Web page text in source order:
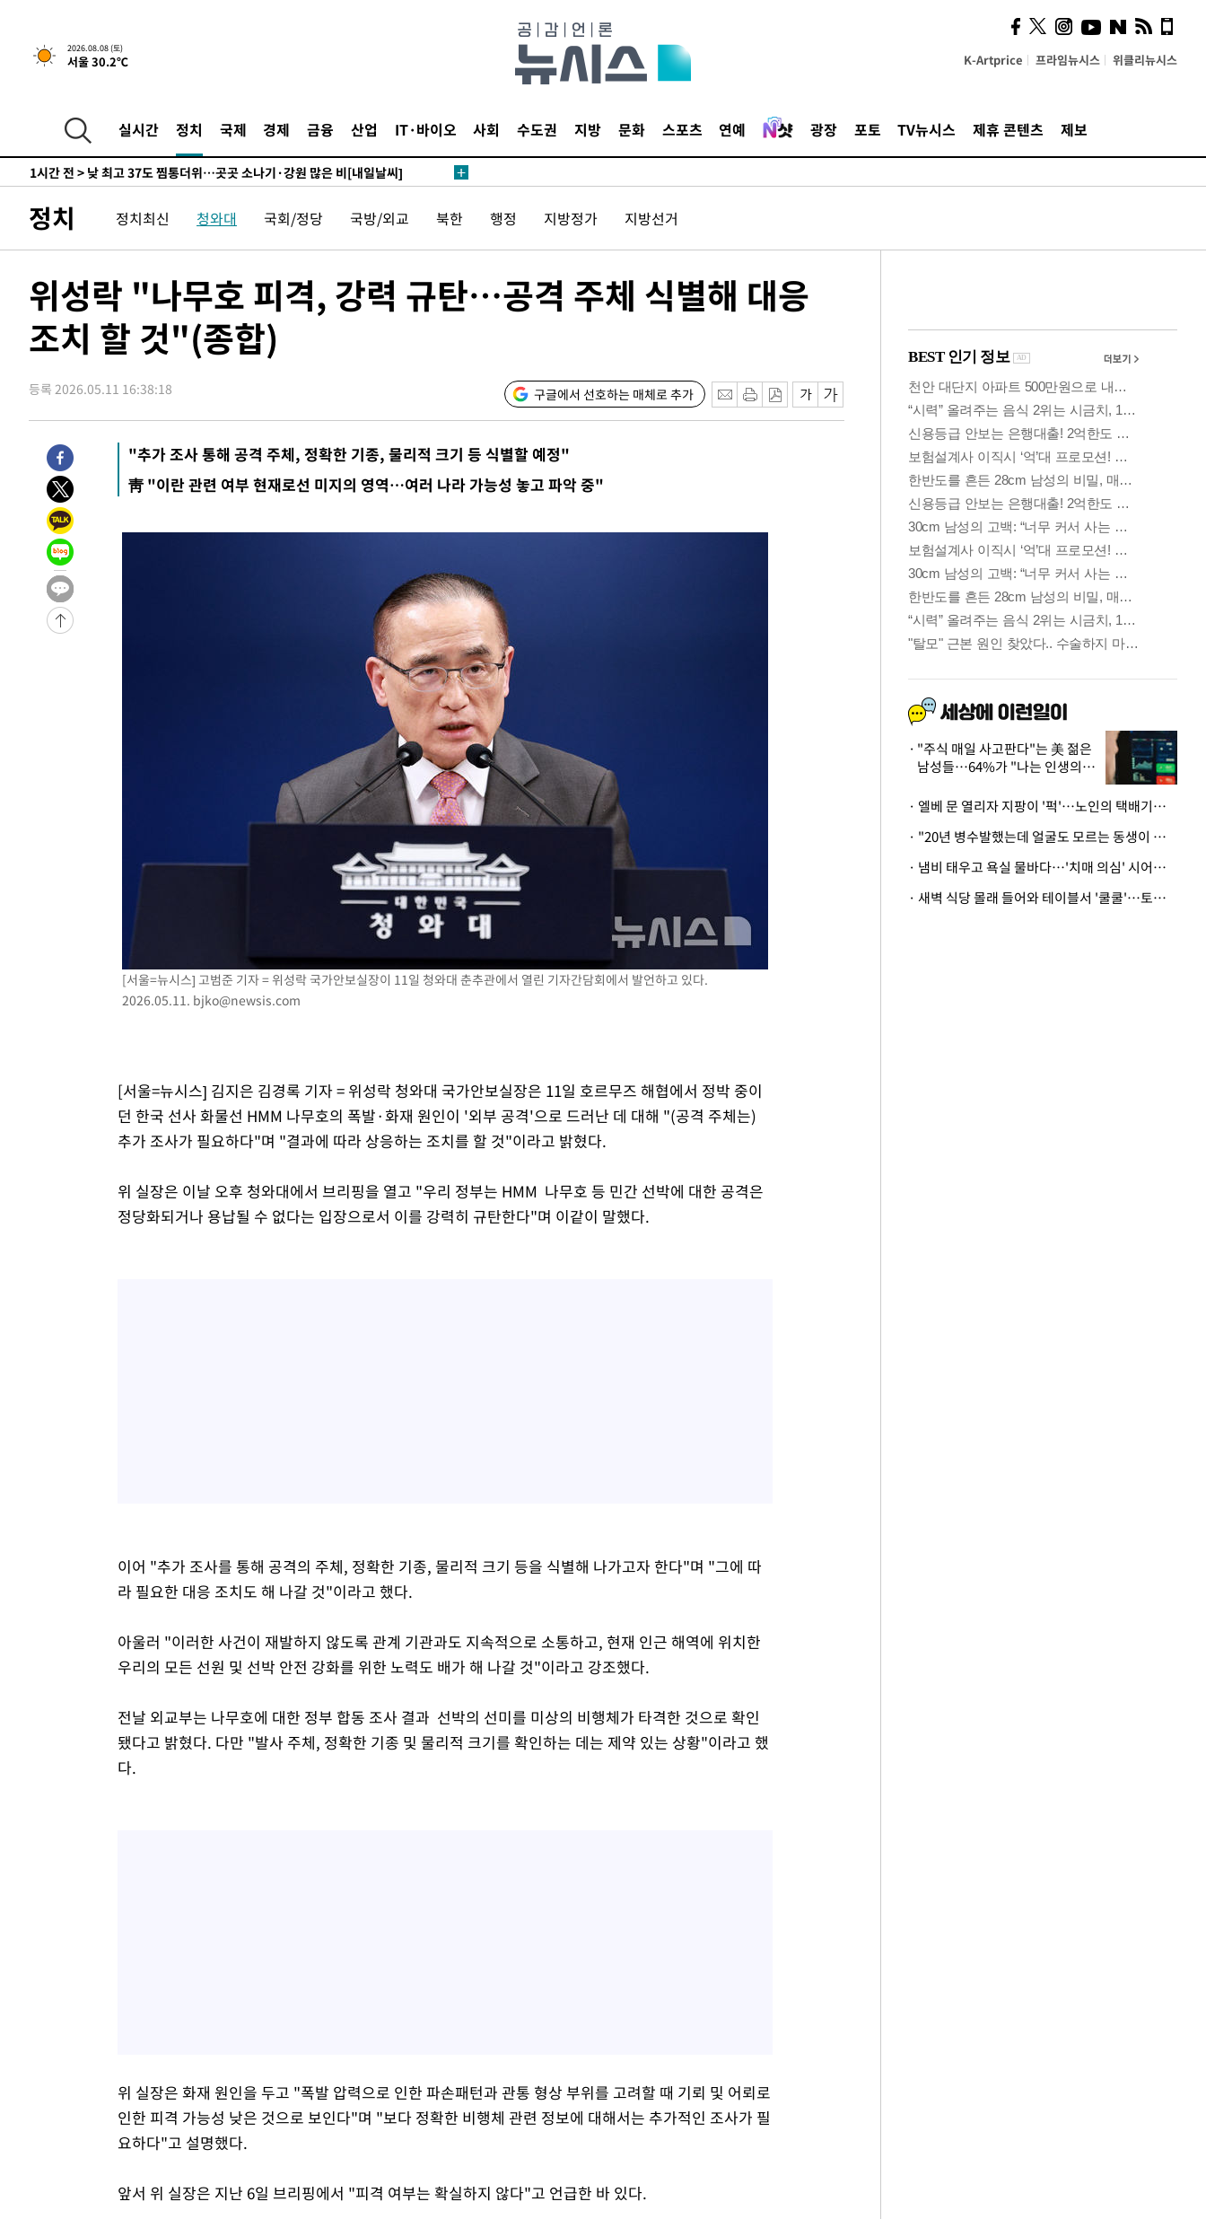
2026.08.08 (토)
서울 30.2℃ K-Artprice 프라임뉴시스 위클리뉴시스
실시간 정치 국제 경제 금융 산업 IT·바이오 사회 수도권 지방 문화 스포츠 연예 광장 포토 TV뉴시스 제휴 콘텐츠 제보
↓-6292초 전 >[속보]이 대통령 "부동산 공급 기존 사고방식 매달리지 말고 과감히
실천"
-5377초 전 >이란, "오만과 '중앙 단일 루트' 합의…북쪽 인바운드·남쪽 아웃바운
51분 전 >[속보]이 대통령, '호우피해' 안동·의성 관할 4개 면 특별재난지역 선포
[단독]중수청 지원 검사들, 정원 초과 시 낮은 계급 임용…희망지 못 갈 수
도
1시간 전 > 낮 최고 37도 찜통더위…곳곳 소나기·강원 많은 비[내일날씨]
2시간 전 >
여자배구 이재영·이다영 자매, 아제르바이잔 투란VC 입단
2시간 전 >외국인 심판 성 접대 7경기 들여다보니…한국 축구 '5승 2무'
3시간 전 >[속보]코스피, 6200선 약보합…0.60% 내린 6258.77에 마쳐
3시간 전 >[속보]원·달러 환율, 7.7원 내린 1416.1원 마감
3시간 전 >
[속보] 노원서 40.1도 관측…서울, 2018년 이후 첫 40도
4시간 전 >외신들도 주목한 韓축구 파문…"국민적 공분에 수사 재개"
4시간 전 >11시간 압수수색에 성접대 파문까지…'쑥대밭' 된 축구협회
4시간 전 >
[속보]규제합리화위원회 부위원장에 김태유 서울대 공대 교수…이병태
후임
-13862초 전 >
이강인, 폭염 속 AT마드리드 첫 훈련…80명 식사 대접까지(종합)
-11001초 전 >
미 사업체 일자리, 7월에 2.3만개 순감하고 그 전 2개월 10.3만개
하향수정 (2보)
-10449초 전 >
-6312초 전 >
실천"
-5397초 전 >
이란, "오만과 '중앙 단일 루트' 합의…북쪽 인바운드·남쪽 아웃바운
드는 임시"
50분 전 >
"낮 기온 소폭 하락"…수도권 폭염중대경보, 폭염경보로 하향
51분 전 >
[속보]이 대통령, '호우피해' 안동·의성 관할 4개 면 특별재난지역 선포
[단독]중수청 지원 검사들, 정원 초과 시 낮은 계급 임용…희망지 못 갈 수
낮 최고 37도 찜통더위…곳곳 소나기·강원 많은 비[내일날씨]
SK하이닉스, 용인·청주 팹에 54조 투자…"AI 메모리 수요 선제 대응"
외국인 심판 성 접대 7경기 들여다보니…한국 축구 '5승 2무'
[속보]코스닥, 2.86포인트(0.36%) 내린 798.81마감
[속보]코스피, 6200선 약보합…0.60% 내린 6258.77에 마쳐
[속보]원·달러 환율, 7.7원 내린 1416.1원 마감
[속보] 노원서 40.1도 관측…서울, 2018년 이후 첫 40도
[속보]종합특검, '계엄 수용공간 확보' 신용해 前교정본부장 기소
외신들도 주목한 韓축구 파문…"국민적 공분에 수사 재개"
11시간 압수수색에 성접대 파문까지…'쑥대밭' 된 축구협회
정치 정치최신 청와대 국회/정당 국방/외교 북한 행정 지방정가 지방선거
위성락 "나무호 피격, 강력 규탄…공격 주체 식별해 대응
조치 할 것"(종합)
등록 2026.05.11 16:38:18 구글에서 선호하는 매체로 추가
"추가 조사 통해 공격 주체, 정확한 기종, 물리적 크기 등 식별할 예정"
靑 "이란 관련 여부 현재로선 미지의 영역…여러 나라 가능성 놓고 파악 중"
[서울=뉴시스] 고범준 기자 = 위성락 국가안보실장이 11일 청와대 춘추관에서 열린 기자간담회에서 발언하고 있다.
2026.05.11. bjko@newsis.com
[서울=뉴시스] 김지은 김경록 기자 = 위성락 청와대 국가안보실장은 11일 호르무즈 해협에서 정박 중이
던 한국 선사 화물선 HMM 나무호의 폭발·화재 원인이 '외부 공격'으로 드러난 데 대해 "(공격 주체는)
추가 조사가 필요하다"며 "결과에 따라 상응하는 조치를 할 것"이라고 밝혔다.
위 실장은 이날 오후 청와대에서 브리핑을 열고 "우리 정부는 HMM 나무호 등 민간 선박에 대한 공격은
정당화되거나 용납될 수 없다는 입장으로서 이를 강력히 규탄한다"며 이같이 말했다.
이어 "추가 조사를 통해 공격의 주체, 정확한 기종, 물리적 크기 등을 식별해 나가고자 한다"며 "그에 따
라 필요한 대응 조치도 해 나갈 것"이라고 했다.
아울러 "이러한 사건이 재발하지 않도록 관계 기관과도 지속적으로 소통하고, 현재 인근 해역에 위치한
우리의 모든 선원 및 선박 안전 강화를 위한 노력도 배가 해 나갈 것"이라고 강조했다.
전날 외교부는 나무호에 대한 정부 합동 조사 결과 선박의 선미를 미상의 비행체가 타격한 것으로 확인
됐다고 밝혔다. 다만 "발사 주체, 정확한 기종 및 물리적 크기를 확인하는 데는 제약 있는 상황"이라고 했
다.
위 실장은 화재 원인을 두고 "폭발 압력으로 인한 파손패턴과 관통 형상 부위를 고려할 때 기뢰 및 어뢰로
인한 피격 가능성 낮은 것으로 보인다"며 "보다 정확한 비행체 관련 정보에 대해서는 추가적인 조사가 필
요하다"고 설명했다.
앞서 위 실장은 지난 6일 브리핑에서 "피격 여부는 확실하지 않다"고 언급한 바 있다.
시, 스마트폰 액세서리에
NFC 더했다
"주식 매일 사고판다"는 美 젊은
남성들…64%가 "나는 인생의
· 엘베 문 열리자 지팡이 '퍽'…노인의 택배기사 폭행 이유
· "20년 병수발했는데 얼굴도 모르는 동생이 유산 절반을"…배다른 형제 상속권 있을까
· 냄비 태우고 욕실 물바다…'치매 의심' 시어머니 검사 권유했다가 '날벼락'
· 새벽 식당 몰래 들어와 테이블서 '쿨쿨'…토사물 남기고 사라진 남성